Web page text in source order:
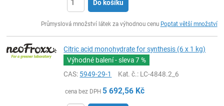
Do košíku
Průmyslová množství látek za výhodnou cenu Poptat větší množství
Citric acid monohydrate for synthesis (6 x 1 kg)
Výhodné balení - sleva7 %
CAS: 5949-29-1 Kat. č.: LC-4848.2_6
cena bez DPH 5 692,56 Kč